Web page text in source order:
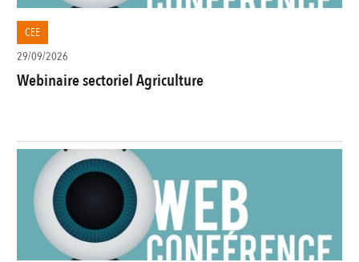
CEE
29/09/2026
Webinaire sectoriel Agriculture